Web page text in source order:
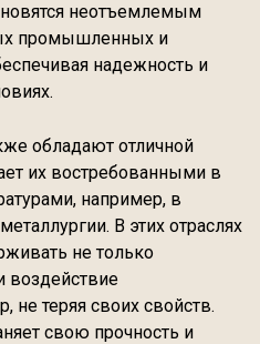
неотъемлемым
промышленных и
надежность и
обладают отличной
их востребованными в
например, в
В этих отраслях
не только
воздействие
не теряя своих свойств.
свою прочность и